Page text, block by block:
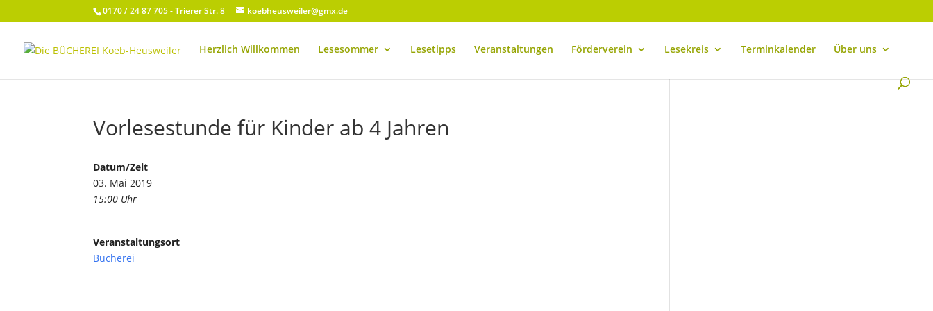
0170 / 24 87 705 - Trierer Str. 8 koebheusweiler@gmx.de
Herzlich Willkommen Lesesommer Lesetipps Veranstaltungen Förderverein Lesekreis Terminkalender Über uns
Vorlesestunde für Kinder ab 4 Jahren
Datum/Zeit
03. Mai 2019
15:00 Uhr
Veranstaltungsort
Bücherei